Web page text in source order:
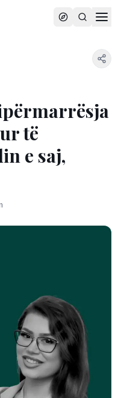
të
e saj,